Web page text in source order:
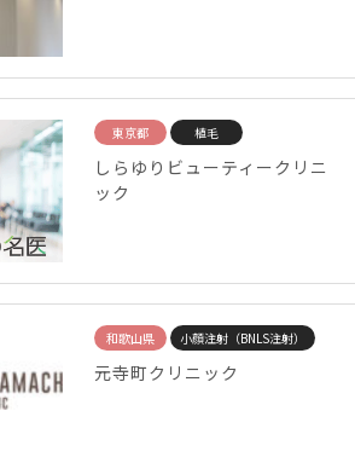
東京都 植毛
しらゆりビューティークリニ
ック
和歌山県 小顔注射（BNLS注射）
元寺町クリニック